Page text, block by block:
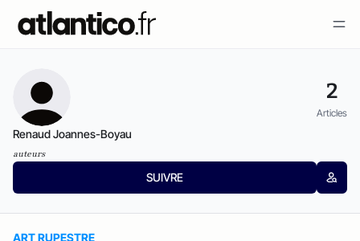
2
Articles
Renaud Joannes-Boyau
auteurs
SUIVRE
ART RUPESTRE